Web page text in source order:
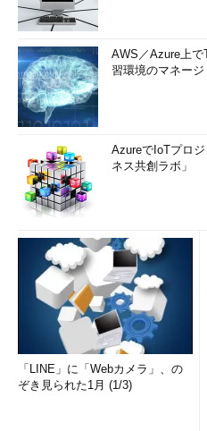
AWS／Azure上
習環境のマネー
AzureでIoTプロ
ネス共創ラボ」
「LINE」に「Webカメラ」、の
ぞき見られた1月 (1/3)